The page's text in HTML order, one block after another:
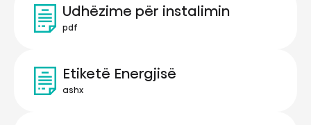
Udhëzime për instalimin
pdf
Etiketë Energjisë
ashx